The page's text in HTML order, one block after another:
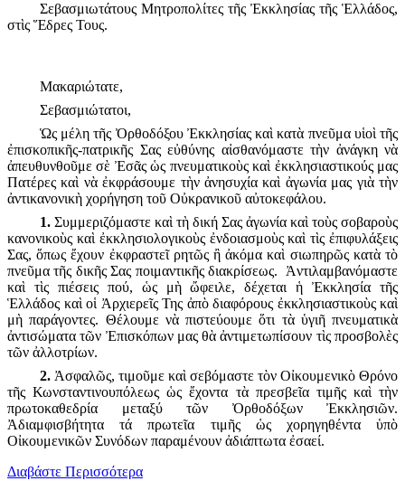
Σεβασμιωτάτους Μητροπολίτες τῆς Ἐκκλησίας τῆς Ἑλλάδος,
στὶς Ἕδρες Τους.
Μακαριώτατε,
Σεβασμιώτατοι,
Ὡς μέλη τῆς Ὀρθοδόξου Ἐκκλησίας καὶ κατὰ πνεῦμα υἱοὶ τῆς
ἐπισκοπικῆς-πατρικῆς Σας εὐθύνης αἰσθανόμαστε τὴν ἀνάγκη νὰ
ἀπευθυνθοῦμε σὲ Ἐσᾶς ὡς πνευματικοὺς καὶ ἐκκλησιαστικούς μας
Πατέρες καὶ νὰ ἐκφράσουμε τὴν ἀνησυχία καὶ ἀγωνία μας γιὰ τὴν
ἀντικανονικὴ χορήγηση τοῦ Οὐκρανικοῦ αὐτοκεφάλου.
1. Συμμεριζόμαστε καὶ τὴ δική Σας ἀγωνία καὶ τοὺς σοβαροὺς
κανονικοὺς καὶ ἐκκλησιολογικοὺς ἐνδοιασμοὺς καὶ τὶς ἐπιφυλάξεις
Σας, ὅπως ἔχουν ἐκφραστεῖ ρητῶς ἢ ἀκόμα καὶ σιωπηρῶς κατὰ τὸ
πνεῦμα τῆς δικῆς Σας ποιμαντικῆς διακρίσεως. Ἀντιλαμβανόμαστε
καὶ τὶς πιέσεις πού, ὡς μὴ ὤφειλε, δέχεται ἡ Ἐκκλησία τῆς
Ἑλλάδος καὶ οἱ Ἀρχιερεῖς Της ἀπὸ διαφόρους ἐκκλησιαστικοὺς καὶ
μὴ παράγοντες. Θέλουμε νὰ πιστεύουμε ὅτι τὰ ὑγιῆ πνευματικὰ
ἀντισώματα τῶν Ἐπισκόπων μας θὰ ἀντιμετωπίσουν τὶς προσβολὲς
τῶν ἀλλοτρίων.
2. Ἀσφαλῶς, τιμοῦμε καὶ σεβόμαστε τὸν Οἰκουμενικὸ Θρόνο
τῆς Κωνσταντινουπόλεως ὡς ἔχοντα τὰ πρεσβεῖα τιμῆς καὶ τὴν
πρωτοκαθεδρία μεταξύ τῶν Ὀρθοδόξων Ἐκκλησιῶν.
Ἀδιαμφισβήτητα τά πρωτεῖα τιμῆς ὡς χορηγηθέντα ὑπὸ
Οἰκουμενικῶν Συνόδων παραμένουν ἀδιάπτωτα ἐσαεί.
Διαβάστε Περισσότερα